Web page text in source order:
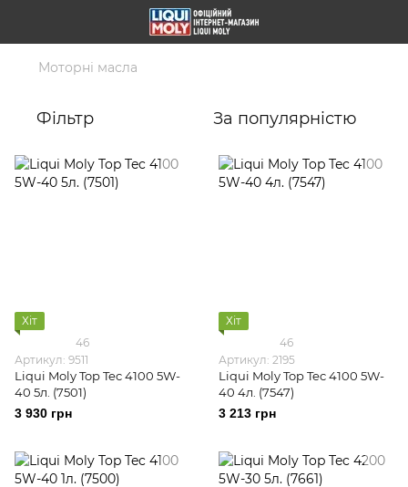
Моторні масла
Фільтр За популярністю
Хіт
46
Артикул: 9511
Liqui Moly Top Tec 4100 5W-
40 5л. (7501)
3 930 грн
Хіт
46
Артикул: 2195
Liqui Moly Top Tec 4100 5W-
40 4л. (7547)
3 213 грн